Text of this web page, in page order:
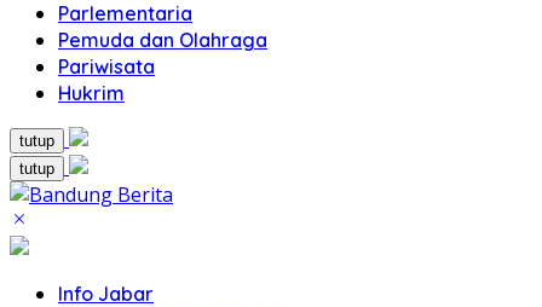
Parlementaria
Pemuda dan Olahraga
Pariwisata
Hukrim
tutup
tutup
Info Jabar